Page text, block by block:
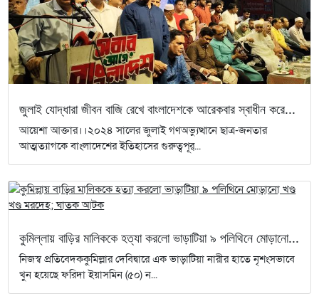
জুলাই যোদ্ধারা জীবন বাজি রেখে বাংলাদেশকে আরেকবার স্বাধীন করে...
আয়েশা আক্তার।।২০২৪ সালের জুলাই গণঅভ্যুত্থানে ছাত্র-জনতার
আত্মত্যাগকে বাংলাদেশের ইতিহাসের গুরুত্বপূর্...
কুমিল্লায় বাড়ির মালিককে হত্যা করলো ভাড়াটিয়া ৯ পলিথিনে মোড়ানো...
নিজস্ব প্রতিবেদককুমিল্লার দেবিদ্বারে এক ভাড়াটিয়া নারীর হাতে নৃশংসভাবে
খুন হয়েছে ফরিদা ইয়াসমিন (৫০) ন...